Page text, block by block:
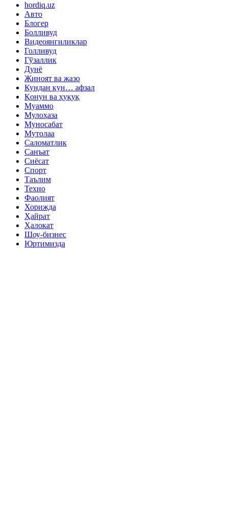
hordiq.uz
Авто
Блогер
Болливуд
Видеоянгиликлар
Голливуд
Гўзаллик
Дунё
Жиноят ва жазо
Кундан кун… афзал
Қонун ва ҳуқуқ
Муаммо
Мулоҳаза
Муносабат
Мутолаа
Саломатлик
Санъат
Сиёсат
Спорт
Таълим
Техно
Фаолият
Хорижда
Ҳайрат
Ҳалокат
Шоу-бизнес
Юртимизда